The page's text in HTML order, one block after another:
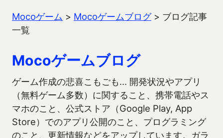
Mocoゲーム > Mocoゲームブログ> ブログ記事
一覧
Mocoゲームブログ
ゲーム作成の悲喜こもごも… 開発状況やアプリ
（無料ゲーム多数）に関すること、携帯電話やス
マホのこと、公式ストア（Google Play, App
Store）でのアプリ公開のこと、プログラミング
のこと、更新情報などをアップしています。ガラ